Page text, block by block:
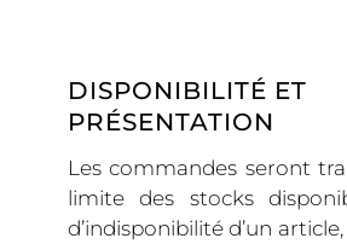
DISPONIBILITÉ ET
PRÉSENTATION
Les commandes seront
limite des stocks
d’indisponibilité d’un